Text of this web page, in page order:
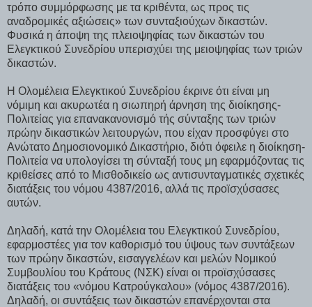
τρόπο συμμόρφωσης με τα κριθέντα, ως προς τις
αναδρομικές αξιώσεις» των συνταξιούχων δικαστών.
Φυσικά η άποψη της πλειοψηφίας των δικαστών του
Ελεγκτικού Συνεδρίου υπερισχύει της μειοψηφίας των τριών
δικαστών.
Η Ολομέλεια Ελεγκτικού Συνεδρίου έκρινε ότι είναι μη
νόμιμη και ακυρωτέα η σιωπηρή άρνηση της διοίκησης-
Πολιτείας για επανακανονισμό τής σύνταξης των τριών
πρώην δικαστικών λειτουργών, που είχαν προσφύγει στο
Ανώτατο Δημοσιονομικό Δικαστήριο, διότι όφειλε η διοίκηση-
Πολιτεία να υπολογίσει τη σύνταξή τους μη εφαρμόζοντας τις
κριθείσες από το Μισθοδικείο ως αντισυνταγματικές σχετικές
διατάξεις του νόμου 4387/2016, αλλά τις προϊσχύσασες
αυτών.
Δηλαδή, κατά την Ολομέλεια του Ελεγκτικού Συνεδρίου,
εφαρμοστέες για τον καθορισμό του ύψους των συντάξεων
των πρώην δικαστών, εισαγγελέων και μελών Νομικού
Συμβουλίου του Κράτους (ΝΣΚ) είναι οι προϊσχύσασες
διατάξεις του «νόμου Κατρούγκαλου» (νόμος 4387/2016).
Δηλαδή, οι συντάξεις των δικαστών επανέρχονται στα